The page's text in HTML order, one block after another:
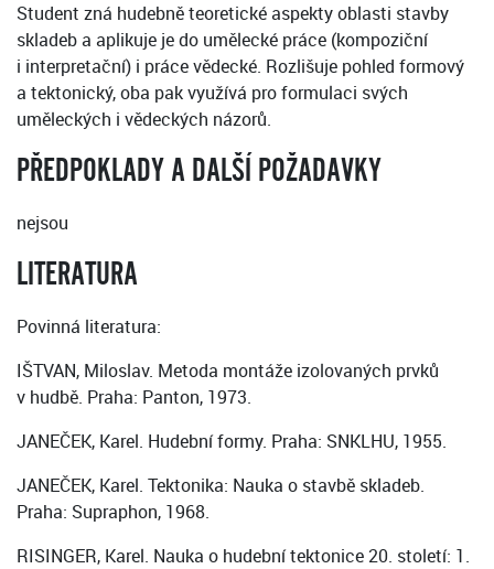
Student zná hudebně teoretické aspekty oblasti stavby
skladeb a aplikuje je do umělecké práce (kompoziční
i interpretační) i práce vědecké. Rozlišuje pohled formový
a tektonický, oba pak využívá pro formulaci svých
uměleckých i vědeckých názorů.
PŘEDPOKLADY A DALŠÍ POŽADAVKY
nejsou
LITERATURA
Povinná literatura:
IŠTVAN, Miloslav. Metoda montáže izolovaných prvků
v hudbě. Praha: Panton, 1973.
JANEČEK, Karel. Hudební formy. Praha: SNKLHU, 1955.
JANEČEK, Karel. Tektonika: Nauka o stavbě skladeb.
Praha: Supraphon, 1968.
RISINGER, Karel. Nauka o hudební tektonice 20. století: 1.